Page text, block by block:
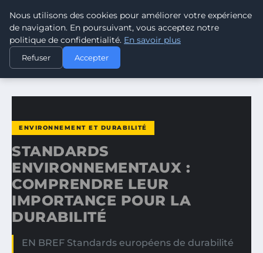
CLIMATE RESPONSE BLOG
ACCUEIL
ENVIRONNEMENT ET DURABILITÉ
STANDARDS ENVIRONNEMENTAUX : COMPRENDRE LEUR…
ENVIRONNEMENT ET DURABILITÉ
STANDARDS
ENVIRONNEMENTAUX :
COMPRENDRE LEUR
IMPORTANCE POUR LA
DURABILITÉ
EN BREF Standards européens de durabilité
Nous utilisons des cookies pour améliorer votre expérience
de navigation. En poursuivant, vous acceptez notre
politique de confidentialité. En savoir plus
Refuser Accepter